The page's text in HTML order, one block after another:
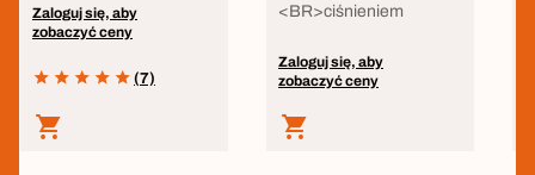
Zaloguj się, aby
zobaczyć ceny
(7)
<BR>ciśnieniem
Zaloguj się, aby
zobaczyć ceny